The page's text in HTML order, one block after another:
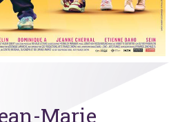
Marie